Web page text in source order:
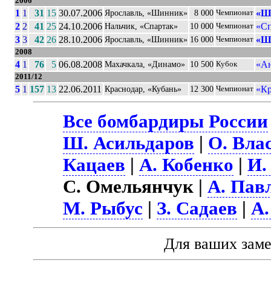
1 1 31 15 30.07.2006 Ярославль, «Шинник» 8 000 Чемпионат
2 2 41 25 24.10.2006 Нальчик, «Спартак» 10 000 Чемпионат
3 3 42 26 28.10.2006 Ярославль, «Шинник» 16 000 Чемпионат
2008
4 1 76 5 06.08.2008 Махачкала, «Динамо» 10 500 Кубок
2011/12
5 1 157 13 22.06.2011 Краснодар, «Кубань» 12 300 Чемпионат
Все бомбардиры России
Ш. Асильдаров | О.
Кацаев |А. Кобенко |И.
С. Омельянчук |А.
М. Рыбус | З. Садаев |
Для ваших